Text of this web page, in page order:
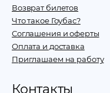
Возврат билетов
Что такое Гоубас?
Соглашения и оферты
Оплата и доставка
Приглашаем на работу
Контакты